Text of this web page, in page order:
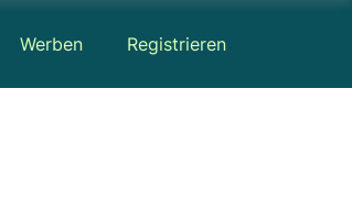
Werben Registrieren